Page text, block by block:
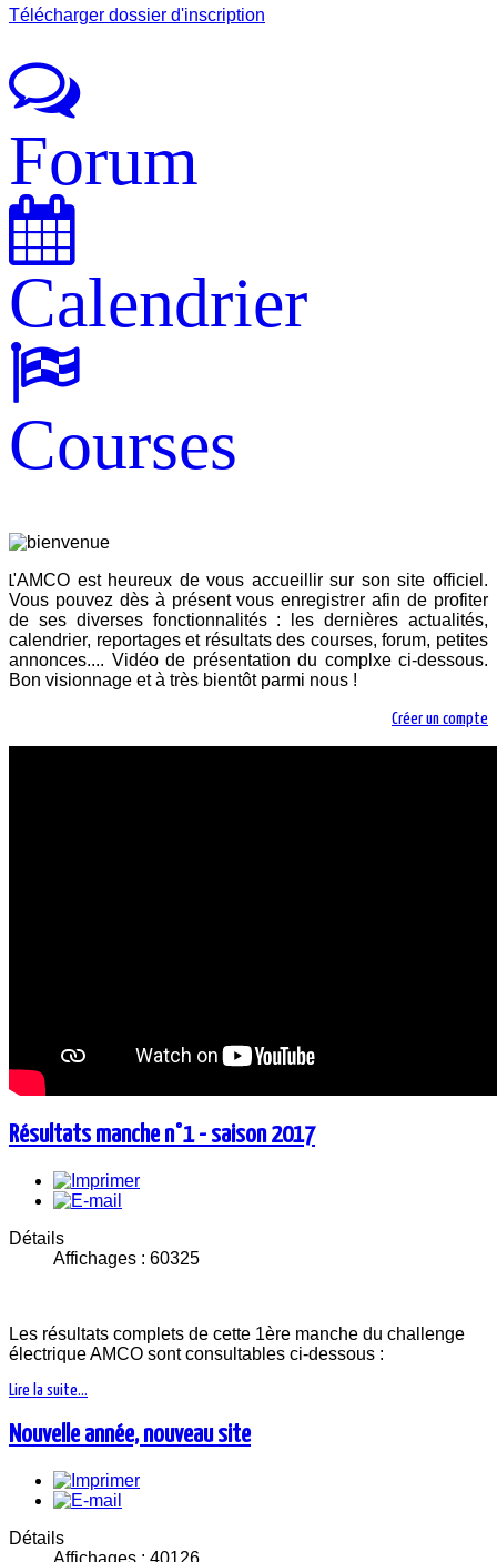
Télécharger dossier d'inscription
Forum
Calendrier
Courses
L'AMCO est heureux de vous accueillir sur son site officiel.
Vous pouvez dès à présent vous enregistrer afin de profiter
de ses diverses fonctionnalités : les dernières actualités,
calendrier, reportages et résultats des courses, forum, petites
annonces.... Vidéo de présentation du complxe ci-dessous.
Bon visionnage et à très bientôt parmi nous !
Créer un compte
Résultats manche n°1 - saison 2017
Détails
Affichages : 60325
Les résultats complets de cette 1ère manche du challenge
électrique AMCO sont consultables ci-dessous :
Lire la suite...
Nouvelle année, nouveau site
Détails
Affichages : 40126